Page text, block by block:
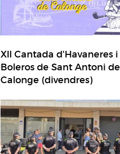
XII Cantada d'Havaneres i
Boleros de Sant Antoni de
Calonge (divendres)